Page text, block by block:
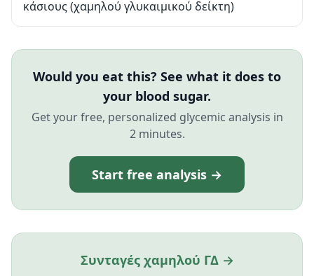
κάσιους (χαμηλού γλυκαιμικού δείκτη)
Would you eat this? See what it does to
your blood sugar.
Get your free, personalized glycemic analysis in
2 minutes.
Start free analysis →
Συνταγές χαμηλού ΓΔ →